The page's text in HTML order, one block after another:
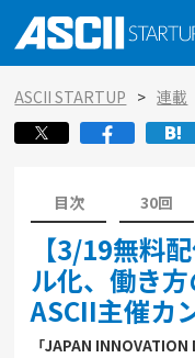
ASCII STARTUP 連載
目次 30回
【3/19無料
ル化、働き
ASCII主催カ
「JAPAN